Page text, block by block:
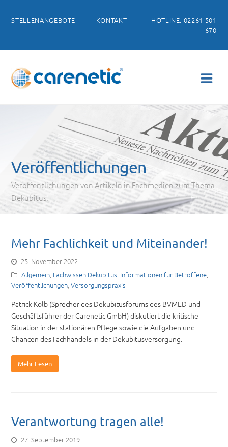
STELLENANGEBOTE KONTAKT
HOTLINE: 02261 501
670
Veröffentlichungen
Veröffentlichungen von Artikeln in Fachmedien zum Thema
Dekubitus.
Mehr Fachlichkeit und Miteinander!
25. November 2022
Allgemein, Fachwissen Dekubitus, Informationen für Betroffene,
Veröffentlichungen,Versorgungspraxis
Patrick Kolb (Sprecher des Dekubitusforums des BVMED und
Geschäftsführer der Carenetic GmbH) diskutiert die kritische
Situation in der stationären Pflege sowie die Aufgaben und
Chancen des Fachhandels in der Dekubitusversorgung.
Mehr Lesen
Verantwortung tragen alle!
27. September 2019